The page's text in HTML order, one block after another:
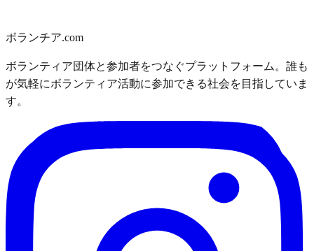
ボランチア.com
ボランティア団体と参加者をつなぐプラットフォーム。誰も
が気軽にボランティア活動に参加できる社会を目指していま
す。